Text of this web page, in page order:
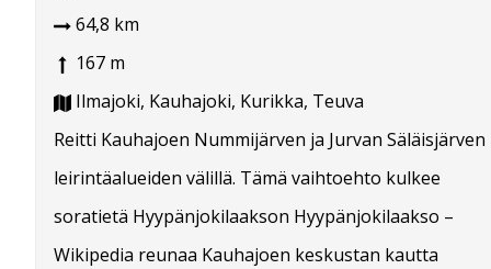
64,8 km
167 m
Ilmajoki, Kauhajoki, Kurikka, Teuva
Reitti Kauhajoen Nummijärven ja Jurvan Säläisjärven
leirintäalueiden välillä. Tämä vaihtoehto kulkee
soratietä Hyypänjokilaakson Hyypänjokilaakso –
Wikipedia reunaa Kauhajoen keskustan kautta